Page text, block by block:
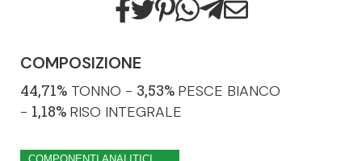
COMPOSIZIONE
44,71% TONNO - 3,53% PESCE BIANCO
- 1,18% RISO INTEGRALE